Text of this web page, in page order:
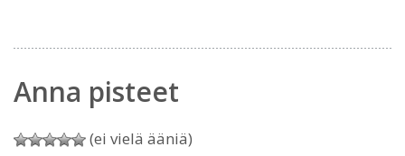
Anna pisteet
(ei vielä ääniä)